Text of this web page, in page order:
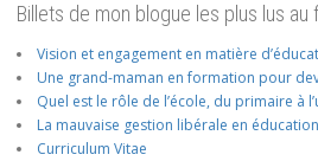
Billets de mon blogue les plus lus au
Vision et engagement en matière
Une grand-maman en formation pour
Quel est le rôle de l’école, du primaire à
La mauvaise gestion libérale en éducation
Curriculum Vitae